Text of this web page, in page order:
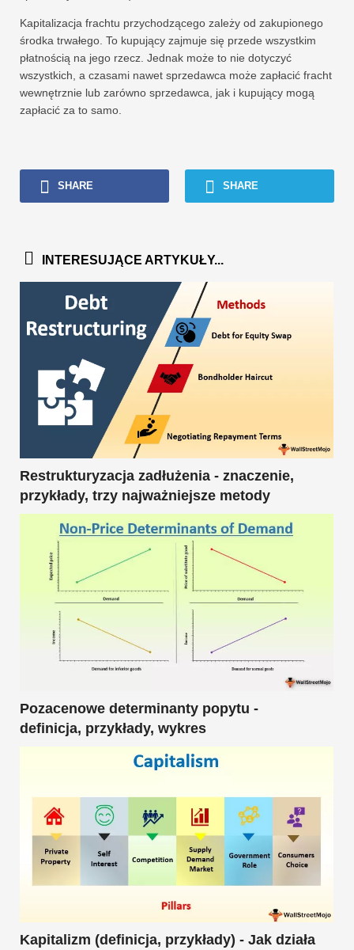
Kapitalizacja frachtu przychodzącego zależy od zakupionego
środka trwałego. To kupujący zajmuje się przede wszystkim
płatnością na jego rzecz. Jednak może to nie dotyczyć
wszystkich, a czasami nawet sprzedawca może zapłacić fracht
wewnętrznie lub zarówno sprzedawca, jak i kupujący mogą
zapłacić za to samo.
SHARE SHARE
INTERESUJĄCE ARTYKUŁY...
Restrukturyzacja zadłużenia - znaczenie,
przykłady, trzy najważniejsze metody
Pozacenowe determinanty popytu -
definicja, przykłady, wykres
Kapitalizm (definicja, przykłady) - Jak działa